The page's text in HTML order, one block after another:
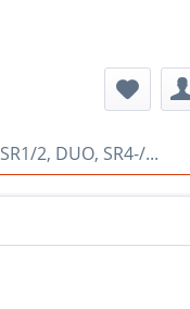
SR1/2, DUO, SR4-/...